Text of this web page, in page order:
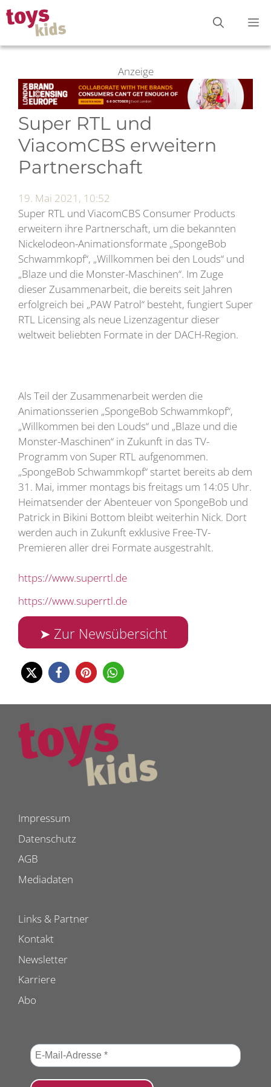
Zum
Inhalt
springen
Anzeige
Super RTL und
ViacomCBS erweitern
Partnerschaft
19. Mai 2021, 10:52
Super RTL und ViacomCBS Consumer Products
erweitern ihre Partnerschaft, um die bekannten
Nickelodeon-Animationsformate „SpongeBob
Schwammkopf“, „Willkommen bei den Louds“ und
„Blaze und die Monster-Maschinen“. Im Zuge
dieser Zusammenarbeit, die bereits seit Jahren
erfolgreich bei „PAW Patrol“ besteht, fungiert Super
RTL Licensing als neue Lizenzagentur dieser
weltweit beliebten Formate in der DACH-Region.
Als Teil der Zusammenarbeit werden die
Animationsserien „SpongeBob Schwammkopf“,
„Willkommen bei den Louds“ und „Blaze und die
Monster-Maschinen“ in Zukunft in das TV-
Programm von Super RTL aufgenommen.
„SpongeBob Schwammkopf“ startet bereits ab dem
31. Mai, immer montags bis freitags um 14:05 Uhr.
Heimatsender der Abenteuer von SpongeBob und
Patrick in Bikini Bottom bleibt weiterhin Nick. Dort
werden auch in Zukunft exklusive Free-TV-
Premieren aller drei Formate ausgestrahlt.
https://www.superrtl.de
https://www.superrtl.de
➤ Zur Newsübersicht
Impressum
Datenschutz
AGB
Mediadaten
Links & Partner
Kontakt
Newsletter
Karriere
Abo